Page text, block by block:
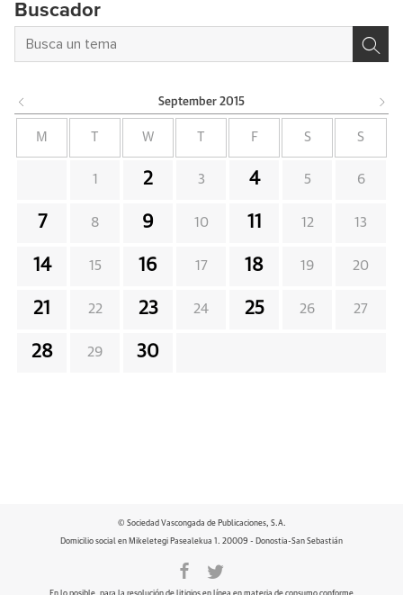
Buscador
September 2015
M W F S S
1 2 3 4 5 6
7 8 9 10 11 12 13
14 15 16 17 18 19 20
21 22 23 24 25 26 27
28 29 30
© Sociedad Vascongada de Publicaciones, S.A.
Domicilio social en Mikeletegi Pasealekua 1. 20009 - Donostia-San Sebastián